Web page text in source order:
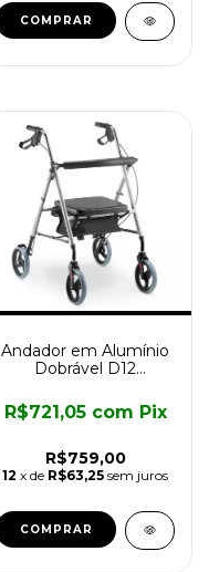
COMPRAR
Andador em Alumínio
Dobrável D12
R$759,00
R$721,05 com Pix
12 x de R$63,25 sem juros